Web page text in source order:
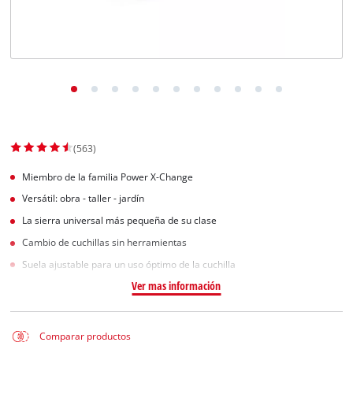
(563)
Miembro de la familia Power X-Change
Versátil: obra - taller - jardín
La sierra universal más pequeña de su clase
Cambio de cuchillas sin herramientas
Suela ajustable para un uso óptimo de la cuchilla
Ver mas información
Comparar productos